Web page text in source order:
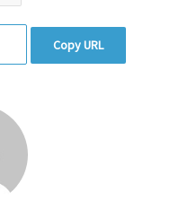
Copy URL